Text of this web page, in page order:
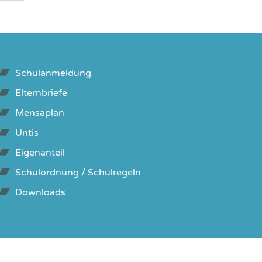
Schulanmeldung
Elternbriefe
Mensaplan
Untis
Eigenanteil
Schulordnung / Schulregeln
Downloads